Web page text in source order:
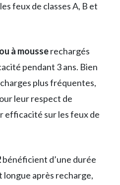
feux de classes A, B et
à mousserechargés
pendant 3 ans. Bien
plus fréquentes,
leur respect de
efficacité sur les feux de
bénéficient d’une durée
après recharge,